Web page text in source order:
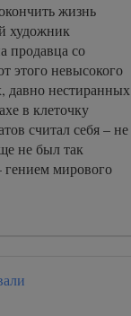
жизнь
художник
продавца со
этого невысокого
давно нестиранных
в клеточку
считал себя – не
не был так
гением мирового